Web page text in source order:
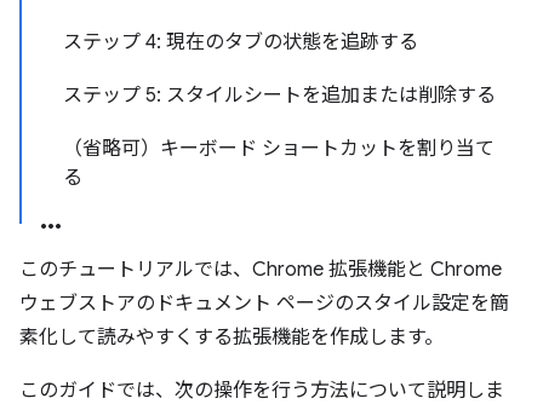
ステップ 4: 現在のタブの状態を追跡する
ステップ 5: スタイルシートを追加または削除する
（省略可）キーボード ショートカットを割り当て
る
このチュートリアルでは、Chrome 拡張機能と Chrome
ウェブストアのドキュメント ページのスタイル設定を簡
素化して読みやすくする拡張機能を作成します。
このガイドでは、次の操作を行う方法について説明しま